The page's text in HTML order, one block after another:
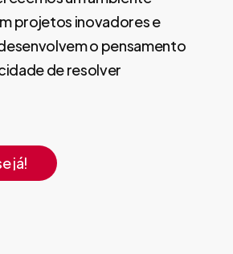
projetos inovadores e
o pensamento
de resolver
já!